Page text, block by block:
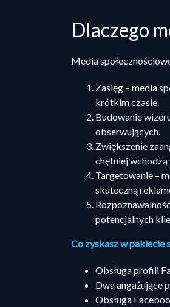
Dlaczego
Media
Zasięg – media
krótkim czasie.
Budowanie
obserwujących.
Zwiększenie
chętniej
Targetowanie –
skuteczną
potencjalnych
Co zyskasz w pakiecie
Obsługa profili
Dwa angażujące
Obsługa